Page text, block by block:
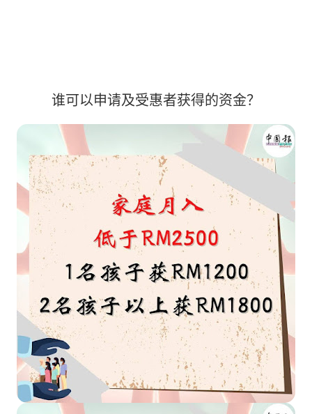
谁可以申请及受惠者获得的资金？